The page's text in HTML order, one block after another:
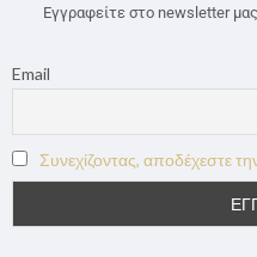
Εγγραφείτε στο newsletter
Email
Συνεχίζοντας, αποδέχεστε